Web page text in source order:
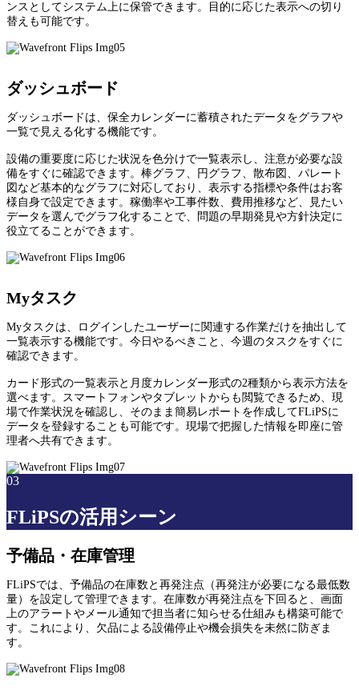
ンスとしてシステム上に保管できます。目的に応じた表示への切り
替えも可能です。
ダッシュボード
ダッシュボードは、保全カレンダーに蓄積されたデータをグラフや
一覧で見える化する機能です。
設備の重要度に応じた状況を色分けで一覧表示し、注意が必要な設
備をすぐに確認できます。棒グラフ、円グラフ、散布図、パレート
図など基本的なグラフに対応しており、表示する指標や条件はお客
様自身で設定できます。稼働率や工事件数、費用推移など、見たい
データを選んでグラフ化することで、問題の早期発見や方針決定に
役立てることができます。
Myタスク
Myタスクは、ログインしたユーザーに関連する作業だけを抽出して
一覧表示する機能です。今日やるべきこと、今週のタスクをすぐに
確認できます。
カード形式の一覧表示と月度カレンダー形式の2種類から表示方法を
選べます。スマートフォンやタブレットからも閲覧できるため、現
場で作業状況を確認し、そのまま簡易レポートを作成してFLiPSに
データを登録することも可能です。現場で把握した情報を即座に管
理者へ共有できます。
03
FLiPSの活用シーン
予備品・在庫管理
FLiPSでは、予備品の在庫数と再発注点（再発注が必要になる最低数
量）を設定して管理できます。在庫数が再発注点を下回ると、画面
上のアラートやメール通知で担当者に知らせる仕組みも構築可能で
す。これにより、欠品による設備停止や機会損失を未然に防ぎま
す。